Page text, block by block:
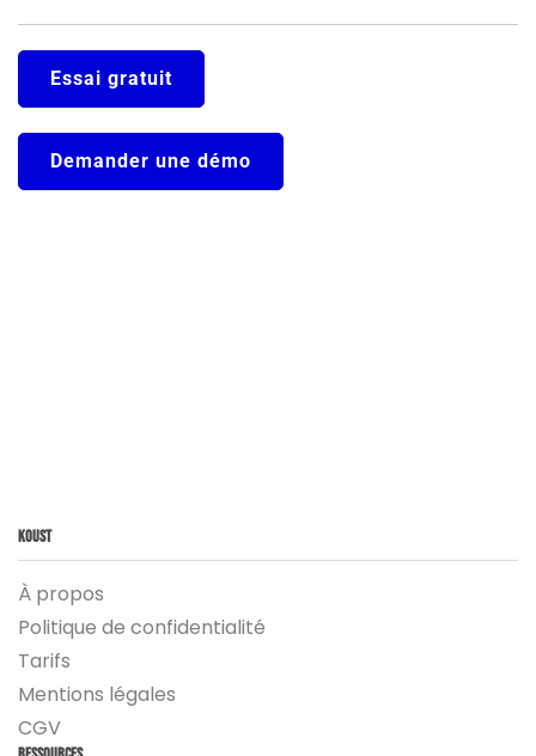
Essai gratuit
Demander une démo
Koust
À propos
Politique de confidentialité
Tarifs
Mentions légales
CGV